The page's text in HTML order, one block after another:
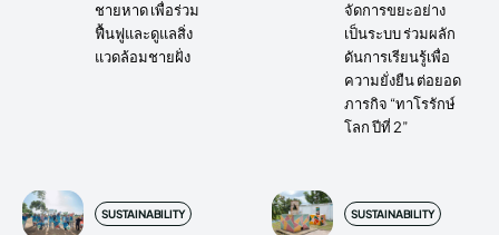
ชายหาด เพื่อร่วม
ฟื้นฟูและดูแลสิ่ง
แวดล้อมชายฝั่ง
จัดการขยะอย่าง
เป็นระบบ ร่วมผลัก
ดันการเรียนรู้เพื่อ
ความยั่งยืน ต่อยอด
ภารกิจ “ทาโรรักษ์
โลก ปีที่ 2”
SUSTAINABILITY SUSTAINABILITY